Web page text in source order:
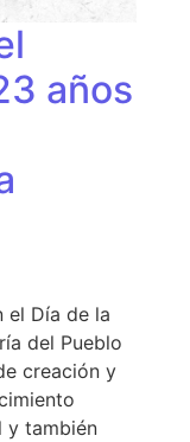
años
el Día de la
del Pueblo
creación y
y también